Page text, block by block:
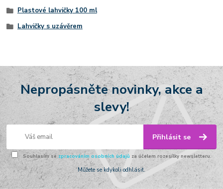
Plastové lahvičky 100 ml
Lahvičky s uzávěrem
Nepropásněte novinky, akce a
slevy!
Přihlásit se
Souhlasím se zpracováním osobních údajů za účelem rozesílky newsletteru.
Můžete se kdykoli odhlásit.